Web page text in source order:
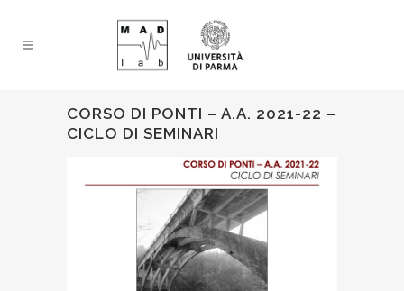
CORSO DI PONTI – A.A. 2021-22 –
CICLO DI SEMINARI